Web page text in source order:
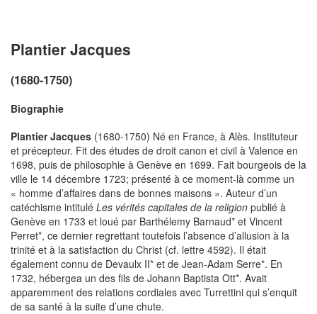
Plantier Jacques
(1680-1750)
Biographie
Plantier Jacques (1680-1750) Né en France, à Alès. Instituteur
et précepteur. Fit des études de droit canon et civil à Valence en
1698, puis de philosophie à Genève en 1699. Fait bourgeois de la
ville le 14 décembre 1723; présenté à ce moment-là comme un
« homme d’affaires dans de bonnes maisons ». Auteur d’un
catéchisme intitulé Les vérités capitales de la religion publié à
Genève en 1733 et loué par Barthélemy Barnaud* et Vincent
Perret*, ce dernier regrettant toutefois l’absence d’allusion à la
trinité et à la satisfaction du Christ (cf. lettre 4592). Il était
également connu de Devaulx II* et de Jean-Adam Serre*. En
1732, hébergea un des fils de Johann Baptista Ott*. Avait
apparemment des relations cordiales avec Turrettini qui s’enquit
de sa santé à la suite d’une chute.